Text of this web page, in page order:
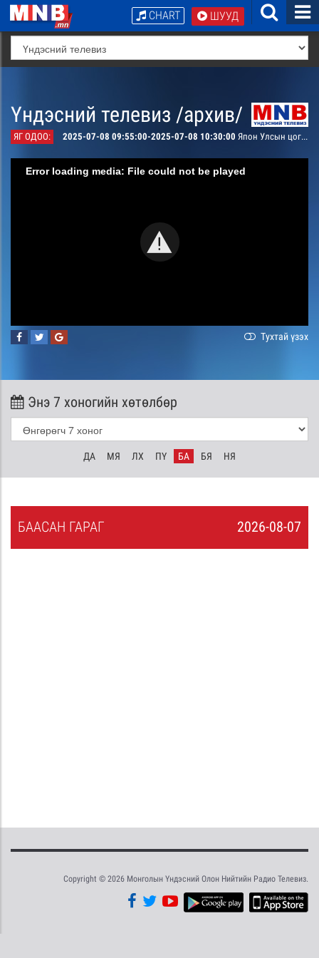
ШУУД
CHART
Үндэсний телевиз /архив/
ЯГ ОДОО: 2025-07-08 09:55:00-2025-07-08 10:30:00 Япон Улсын цог жавхлант эзэн хаан Монгол Улсад хийж буй төрийн айлчлал- угтах ёслол /шууд/
Error loading media: File could not be played
Тухтай үзэх
Энэ 7 хоногийн хөтөлбөр
ДА МЯ ЛХ ПҮ БА БЯ НЯ
2026-08-07
БААСАН ГАРАГ
Copyright © 2026 Монголын Үндэсний Олон Нийтийн Радио Телевиз.